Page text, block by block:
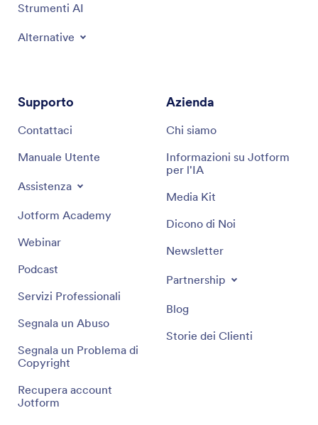
Strumenti AI
Alternative
Supporto
Contattaci
Manuale Utente
Assistenza
Jotform Academy
Webinar
Podcast
Servizi Professionali
Segnala un Abuso
Segnala un Problema di
Copyright
Recupera account
Jotform
Azienda
Chi siamo
Informazioni su Jotform
per l'IA
Media Kit
Dicono di Noi
Newsletter
Partnership
Blog
Storie dei Clienti